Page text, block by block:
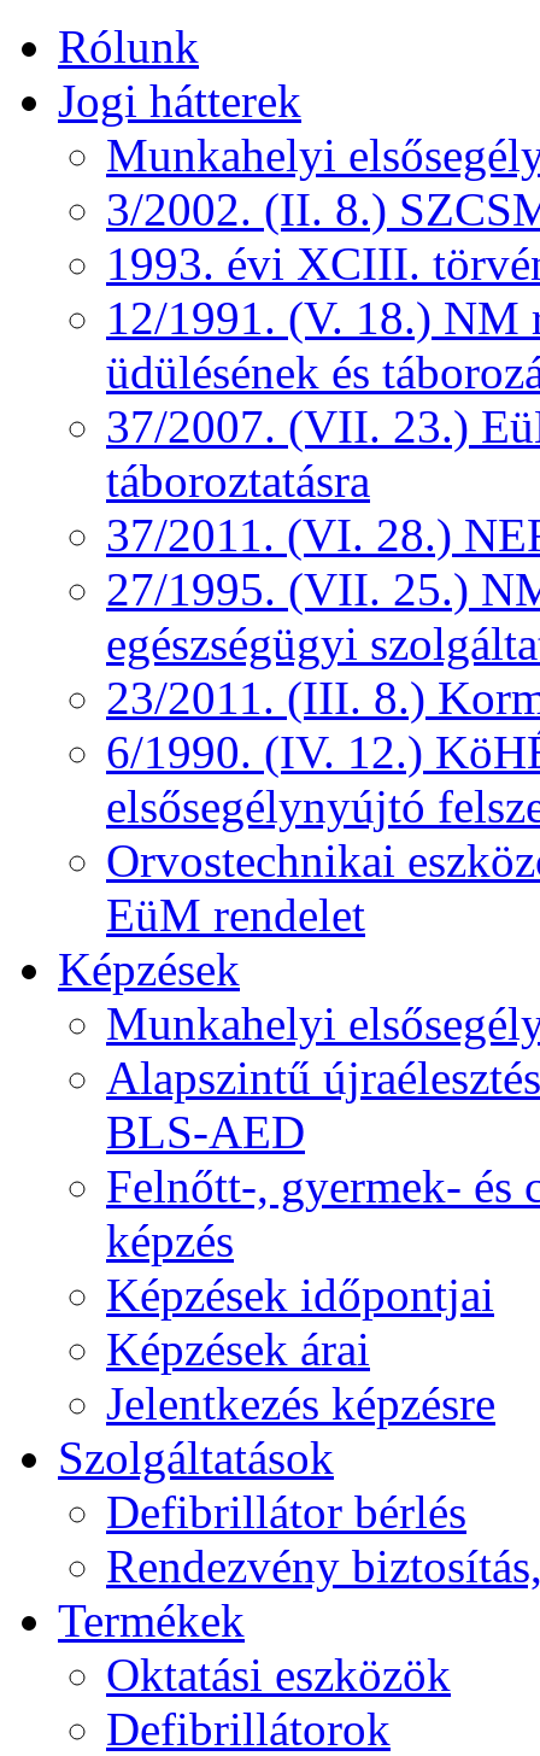
Rólunk
Jogi hátterek
Munkahelyi
3/2002. (II. 8.)
1993. évi XCIII.
12/1991. (V. 18.) NM
üdülésének és
37/2007. (VII. 23.)
táboroztatásra
37/2011. (VI. 28.)
27/1995. (VII. 25.)
egészségügyi
23/2011. (III. 8.)
6/1990. (IV. 12.)
elsősegélynyújtó
Orvostechnikai
EüM rendelet
Képzések
Munkahelyi
Alapszintű
BLS-AED
Felnőtt-, gyermek- és
képzés
Képzések időpontjai
Képzések árai
Jelentkezés képzésre
Szolgáltatások
Defibrillátor bérlés
Rendezvény
Termékek
Oktatási eszközök
Defibrillátorok